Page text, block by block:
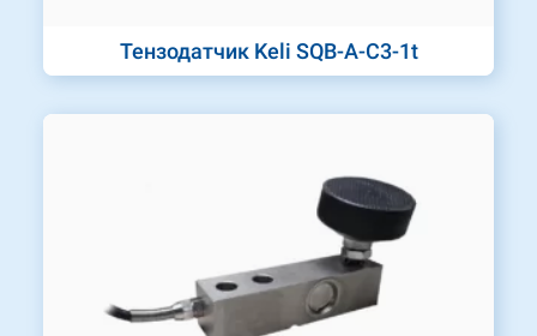
Тензодатчик Keli SQB-A-C3-1t